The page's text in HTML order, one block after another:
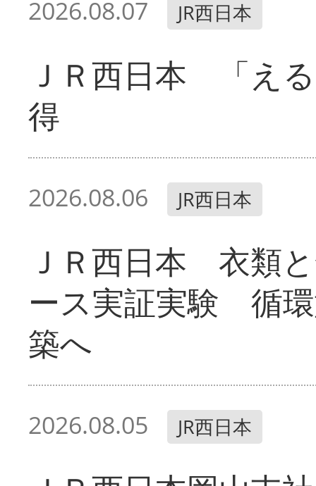
2026.08.07 JR西日本
ＪＲ西日本 「え
得
2026.08.06 JR西日本
ＪＲ西日本 衣類
ース実証実験 循
築へ
2026.08.05 JR西日本